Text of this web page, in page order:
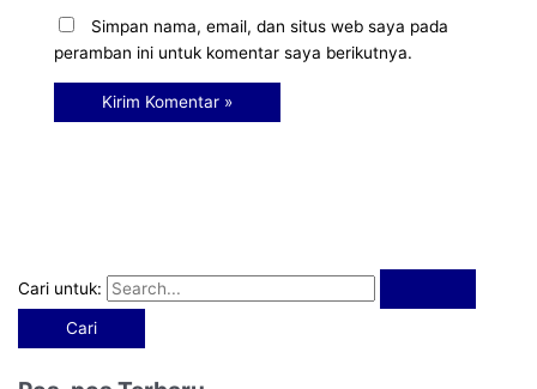
Cari untuk:
Simpan nama, email, dan situs web saya pada
peramban ini untuk komentar saya berikutnya.